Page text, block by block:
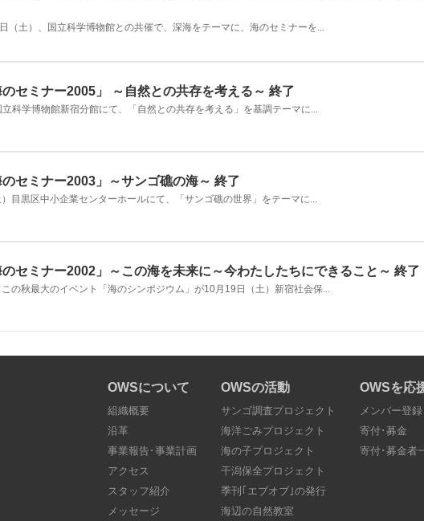
（土）、国立科学博物館との共催で、深海をテーマに、海のセミナーを...
セミナー2005」 ～自然との共存を考える～ 終了
科学博物館新宿分館にて、「自然との共存を考える」を基調テーマに...
セミナー2003」～サンゴ礁の海～ 終了
目黒区中小企業センターホールにて、「サンゴ礁の世界」をテーマに...
セミナー2002」～この海を未来に～今わたしたちにできること～ 終了
の秋最大のイベント「海のシンポジウム」が10月19日（土）新宿社会保...
OWSについて
組織概要
沿革
事業報告･事業計画
アクセス
スタッフ紹介
メッセージ
OWSの活動
サンゴ調査プロジェクト
海洋ごみプロジェクト
海の子プロジェクト
干潟保全プロジェクト
季刊｢エブオブ｣の発行
海辺の自然教室
OWSを応
メンバー登録
寄付･募金
寄付･募金者